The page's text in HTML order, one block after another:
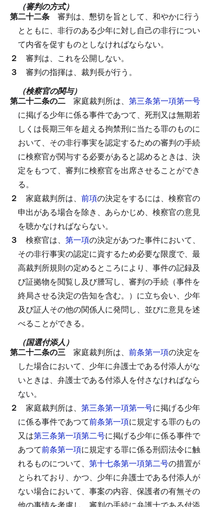
（審判の方式）
第二十二条 審判は、懇切を旨として、和やかに行う
とともに、非行のある少年に対し自己の非行につい
て内省を促すものとしなければならない。
２ 審判は、これを公開しない。
３ 審判の指揮は、裁判長が行う。
（検察官の関与）
第二十二条の二 家庭裁判所は、 第三条第一項第一号
に掲げる少年に係る事件であつて、死刑又は無期若
しくは長期三年を超える拘禁刑に当たる罪のものに
おいて、その非行事実を認定するための審判の手続
に検察官が関与する必要があると認めるときは、決
定をもつて、審判に検察官を出席させることができ
る。
２ 家庭裁判所は、 前項の決定をするには、検察官の
申出がある場合を除き、あらかじめ、検察官の意見
を聴かなければならない。
３ 検察官は、 第一項の決定があつた事件において、
その非行事実の認定に資するため必要な限度で、最
高裁判所規則の定めるところにより、事件の記録及
び証拠物を閲覧し及び謄写し、審判の手続（事件を
終局させる決定の告知を含む。）に立ち会い、少年
及び証人その他の関係人に発問し、並びに意見を述
べることができる。
（国選付添人）
第二十二条の三 家庭裁判所は、 前条第一項の決定を
した場合において、少年に弁護士である付添人がな
いときは、弁護士である付添人を付さなければなら
ない。
２ 家庭裁判所は、 第三条第一項第一号に掲げる少年
に係る事件であつて前条第一項に規定する罪のもの
又は第三条第一項第二号に掲げる少年に係る事件で
あつて前条第一項に規定する罪に係る刑罰法令に触
れるものについて、 第十七条第一項第二号の措置が
とられており、かつ、少年に弁護士である付添人が
ない場合において、事案の内容、保護者の有無その